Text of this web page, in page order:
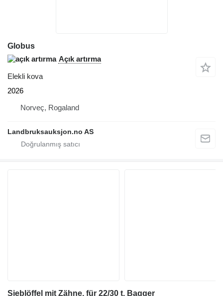
Globus
Açık artırma
Elekli kova
2026
Norveç, Rogaland
Landbruksauksjon.no AS
Sieblöffel mit Zähne, für 22/30 t. Bagger